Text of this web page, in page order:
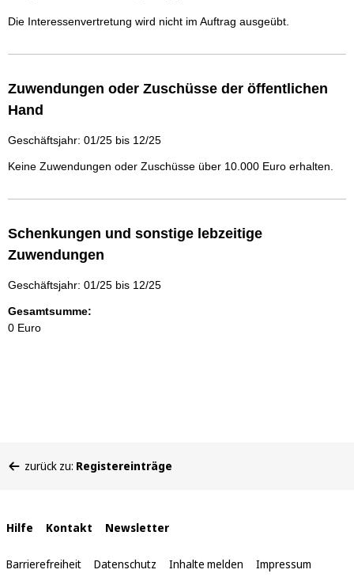
Die Interessenvertretung wird nicht im Auftrag ausgeübt.
Zuwendungen oder Zuschüsse der öffentlichen
Hand
Geschäftsjahr: 01/25 bis 12/25
Keine Zuwendungen oder Zuschüsse über 10.000 Euro erhalten.
Schenkungen und sonstige lebzeitige
Zuwendungen
Geschäftsjahr: 01/25 bis 12/25
Gesamtsumme:
0 Euro
befinden
zurück zu: Registereinträge
Interne
Links
Hilfe Kontakt Newsletter
Barrierefreiheit Datenschutz Inhalte melden Impressum